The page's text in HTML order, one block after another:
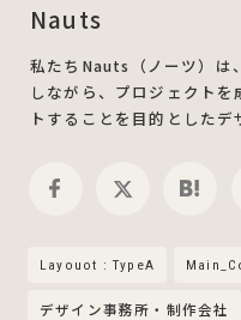
Nauts
私たちNauts（ノーツ）は
しながら、プロジェクト
トすることを目的としたデ
Layouot : TypeA
デザイン事務所・制作会社